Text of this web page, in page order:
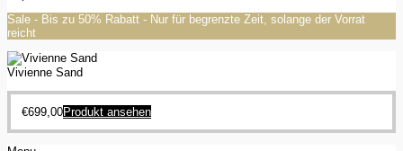
Sale - Bis zu 50% Rabatt - Nur für begrenzte Zeit, solange der Vorrat
reicht
Vivienne Sand
€699,00Produkt ansehen